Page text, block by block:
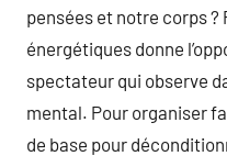
pensées et notre corps
énergétiques donne
spectateur qui observe
mental. Pour organiser
de base pour